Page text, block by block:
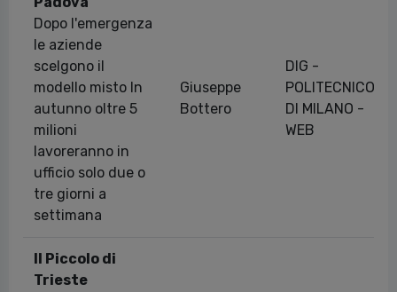
Dopo l'emergenza
le aziende
scelgono il
modello misto In
autunno oltre 5
milioni
lavoreranno in
ufficio solo due o
tre giorni a
settimana
Giuseppe
Bottero
DIG -
POLITECNICO
DI MILANO -
WEB
Il Piccolo di
Trieste